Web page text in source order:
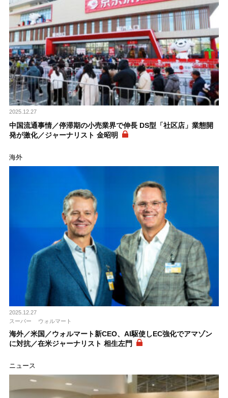
2025.12.27
中国流通事情／停滞期の小売業界で伸長 DS型「社区店」業態開
発が激化／ジャーナリスト 金昭明
海外
2025.12.27
スーパー
ウォルマート
海外／米国／ウォルマート新CEO、AI駆使しEC強化でアマゾン
に対抗／在米ジャーナリスト 相生左門
ニュース